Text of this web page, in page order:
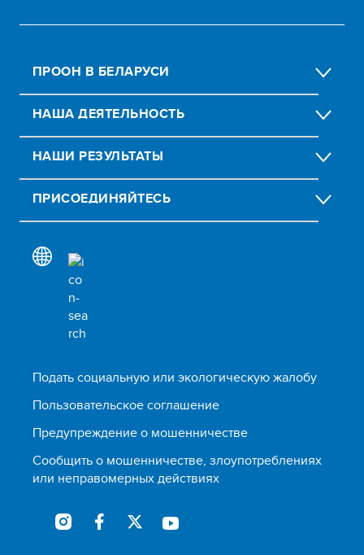
ПРООН В БЕЛАРУСИ
НАША ДЕЯТЕЛЬНОСТЬ
НАШИ РЕЗУЛЬТАТЫ
ПРИСОЕДИНЯЙТЕСЬ
Подать социальную или экологическую жалобу
Пользовательское соглашение
Предупреждение о мошенничестве
Сообщить о мошенничестве, злоупотреблениях
или неправомерных действиях